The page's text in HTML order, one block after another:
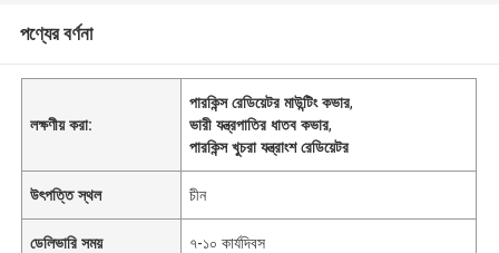
পণ্যের বর্ণনা
লক্ষণীয় করা:
পারকিন্স রেডিয়েটর মাউন্টিং কভার,
ভারী যন্ত্রপাতির ধাতব কভার,
পারকিন্স খুচরা যন্ত্রাংশ রেডিয়েটর
উৎপত্তি স্থল চীন
ডেলিভারি সময় ৭-১০ কার্যদিবস